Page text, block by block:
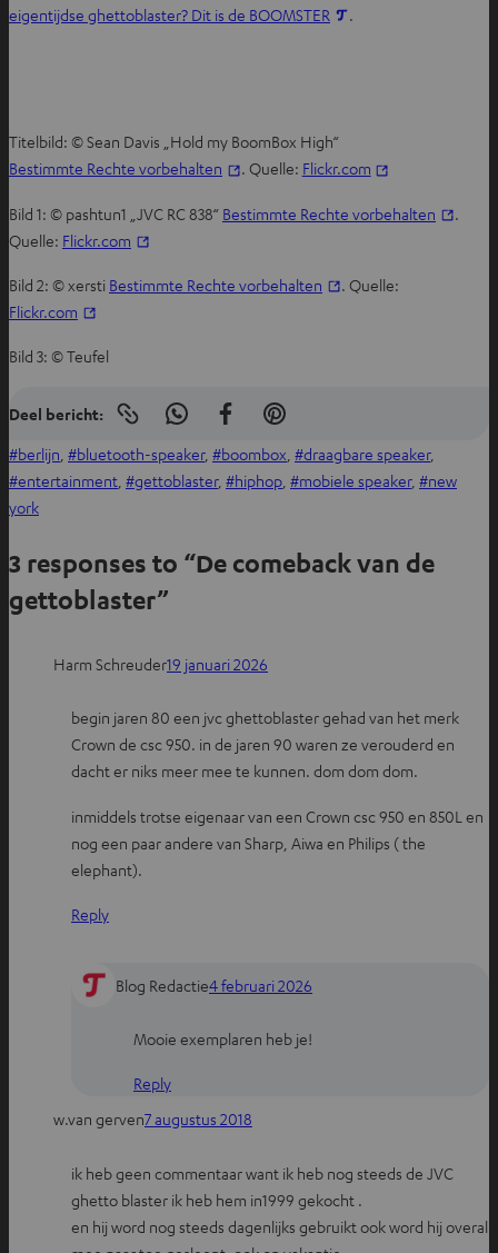
eigentijdse ghettoblaster? Dit is de BOOMSTER
O
n
i
u
.
Titelbild: © Sean Davis „Hold my BoomBox High“
Bestimmte Rechte vorbehalten
. Quelle: Flickr.com
Bild 1: © pashtun1 „JVC RC 838“ Bestimmte Rechte vorbehalten
.
Quelle: Flickr.com
Bild 2: © xersti Bestimmte Rechte vorbehalten
. Quelle:
Flickr.com
Bild 3: © Teufel
Deel bericht:
Koppeling
klembord
D
e
e
p
t
a
p
p
D
e
e
p
e
o
o
k
D
e
e
p
r
e
s
berlijn bluetooth-speaker, boombox draagbare speaker
entertainment
gettoblaster, hiphop mobiele speaker,
new
york
3 responses to “De comeback van de
gettoblaster”
Harm Schreuder19 januari 2026
begin jaren 80 een jvc ghettoblaster gehad van het merk
Crown de csc 950. in de jaren 90 waren ze verouderd en
dacht er niks meer mee te kunnen. dom dom dom.
inmiddels trotse eigenaar van een Crown csc 950 en 850L en
nog een paar andere van Sharp, Aiwa en Philips ( the
elephant).
Reply
Blog Redactie4 februari 2026
Mooie exemplaren heb je!
Reply
w.van gerven7 augustus 2018
ik heb geen commentaar want ik heb nog steeds de JVC
ghetto blaster ik heb hem in1999 gekocht .
en hij word nog steeds dagenlijks gebruikt ook word hij overal